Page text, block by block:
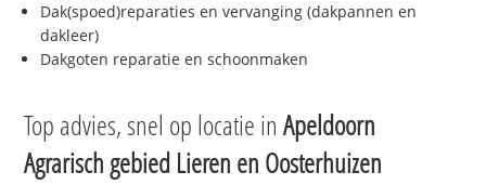
Dak(spoed)reparaties en vervanging (dakpannen en
dakleer)
Dakgoten reparatie en schoonmaken
Top advies, snel op locatie inApeldoorn
Agrarisch gebied Lieren en Oosterhuizen